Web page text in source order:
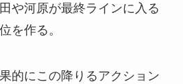
や河原が最終ラインに入る
を作る。
的にこの降りるアクション